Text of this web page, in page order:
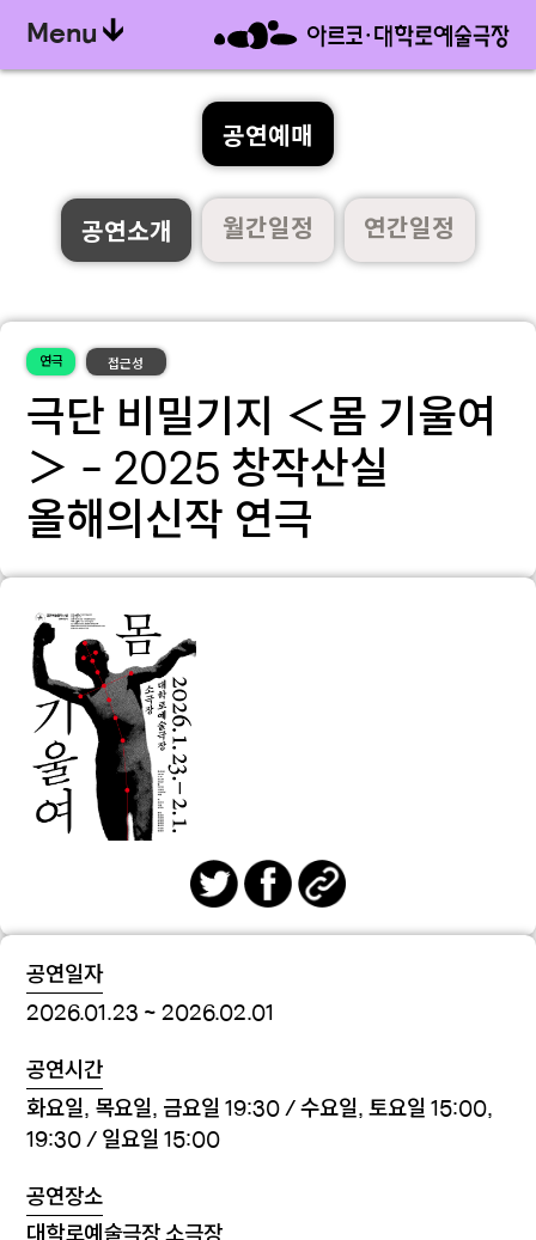
Menu
공연예매
공연소개 월간일정 연간일정
연극 접근성
극단 비밀기지 ＜몸 기울여
＞ - 2025 창작산실
올해의신작 연극
공연일자
2026.01.23 ~ 2026.02.01
공연시간
화요일, 목요일, 금요일 19:30 / 수요일, 토요일 15:00,
19:30 / 일요일 15:00
공연장소